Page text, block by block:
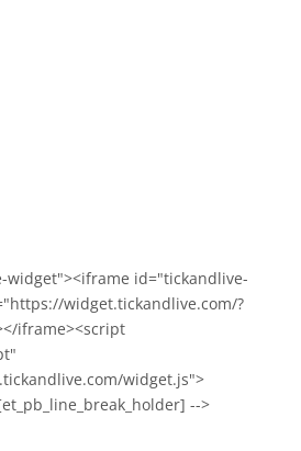
widget"><iframe id="tickandlive-
widget.tickandlive.com/?
iframe><script
widget.js">
-->